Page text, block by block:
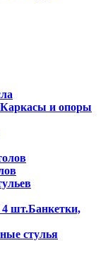
Каркасы и опоры
Банкетки,
стулья